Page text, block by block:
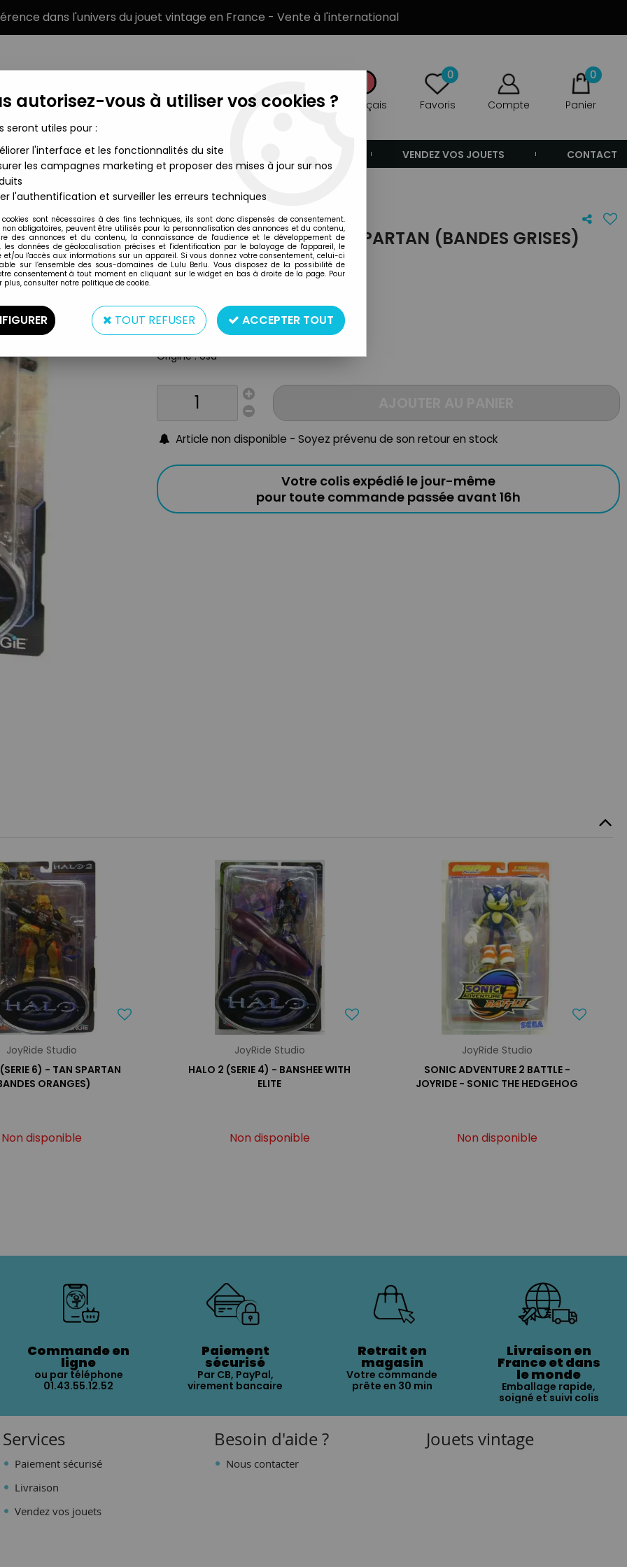
dans l'univers du jouet vintage en France - Vente à l'international
Français
0
Favoris Compte
0
Panier
MARQUES TYPE DE PRODUIT VENDEZ VOS JOUETS CONTACT
JoyRide Studio
HALO 2 (SERIE 4) - RED SPARTAN (BANDES GRISES)
REF14373
Taille : 18cm
Matière : Plastique
Origine : Usa
Article non disponible - Soyez prévenu de son retour en stock
Votre colis expédié le jour-même
pour toute commande passée avant 16h
JoyRide Studio
6) - TAN SPARTAN
ORANGES)
Non disponible
JoyRide Studio
HALO 2 (SERIE 4) - BANSHEE WITH
ELITE
Non disponible
JoyRide Studio
SONIC ADVENTURE 2 BATTLE -
JOYRIDE - SONIC THE HEDGEHOG
Non disponible
Commande en
ligne
ou par téléphone
01.43.55.12.52
Paiement
sécurisé
Par CB, PayPal,
virement bancaire
Retrait en
magasin
Votre commande
prête en 30 min
Livraison en
France et dans
le monde
Emballage rapide,
soigné et suivi colis
Services
Paiement sécurisé
Livraison
Vendez vos jouets
Besoin d'aide ?
Nous contacter
Jouets vintage
autorisez-vous à utiliser vos cookies ?
seront utiles pour :
l'interface et les fonctionnalités du site
les campagnes marketing et proposer des mises à jour sur nos
l'authentification et surveiller les erreurs techniques
cookies sont nécessaires à des fins techniques, ils sont donc dispensés de consentement.
non obligatoires, peuvent être utilisés pour la personnalisation des annonces et du contenu,
des annonces et du contenu, la connaissance de l'audience et le développement de
les données de géolocalisation précises et l'identification par le balayage de l'appareil, le
et/ou l'accès aux informations sur un appareil. Si vous donnez votre consentement, celui-ci
sur l’ensemble des sous-domaines de Lulu Berlu. Vous disposez de la possibilité de
consentement à tout moment en cliquant sur le widget en bas à droite de la page. Pour
plus, consulter notre politique de cookie.
TOUT REFUSER ACCEPTER TOUT